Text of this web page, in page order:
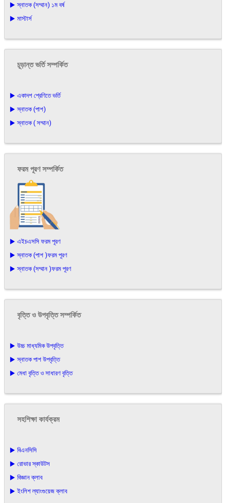
▶ স্নাতক (সম্মান) ১ম বর্ষ
▶ মাস্টার্স
চূড়ান্ত ভর্তি সম্পর্কিত
▶ একাদশ শ্রেণিতে ভর্তি
▶ স্নাতক (পাশ)
▶ স্নাতক ( সম্মান)
ফরম পূরণ সম্পর্কিত
▶ এইচএসসি ফরম পূরণ
▶ স্নাতক (পাশ )ফরম পূরণ
▶ স্নাতক (সম্মান )ফরম পূরণ
বৃত্তি ও উপবৃত্তি সম্পর্কিত
▶ উচ্চ মাধ্যমিক উপবৃত্তি
▶ স্নাতক পাশ উপবৃত্তি
▶ মেধা বৃত্তি ও সাধারণ বৃত্তি
সহশিক্ষা কার্যক্রম
▶ বিএনসিসি
▶ রোভার স্কাউটস
▶ বিজ্ঞান ক্লাব
▶ ইংলিশ ল্যাংগুয়েজ ক্লাব